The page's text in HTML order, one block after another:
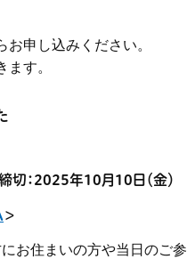
申し込みください。
す。
：2025年10月10日（金）
＞
お住まいの方や当日のご参